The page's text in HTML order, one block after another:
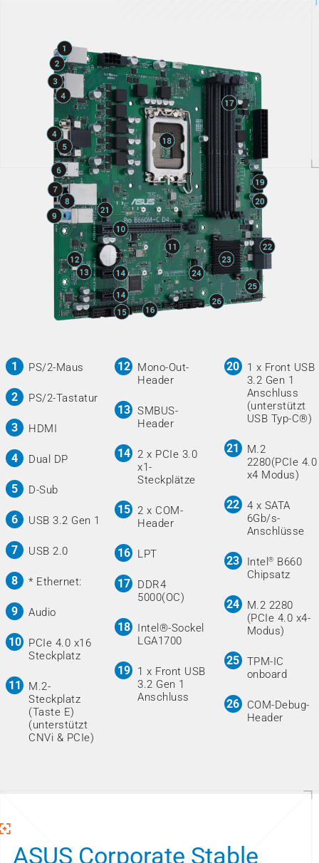
PS/2-Maus
PS/2-Tastatur
HDMI
Dual DP
D-Sub
USB 3.2 Gen 1
USB 2.0
* Ethernet:
Audio
PCIe 4.0 x16
Steckplatz
M.2-
Steckplatz
(Taste E)
(unterstützt
CNVi & PCIe)
Mono-Out-
Header
SMBUS-
Header
2 x PCIe 3.0
x1-
Steckplätze
2 x COM-
Header
LPT
DDR4
5000(OC)
Intel®-Sockel
LGA1700
1 x Front USB
3.2 Gen 1
Anschluss
1 x Front USB
3.2 Gen 1
Anschluss
(unterstützt
USB Typ-C®)
M.2
2280(PCIe 4.0
x4 Modus)
4 x SATA
6Gb/s-
Anschlüsse
Intel® B660
Chipsatz
M.2 2280
(PCIe 4.0 x4-
Modus)
TPM-IC
onboard
COM-Debug-
Header
ASUS Corporate Stable